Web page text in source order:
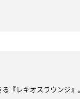
『レキオスラウンジ